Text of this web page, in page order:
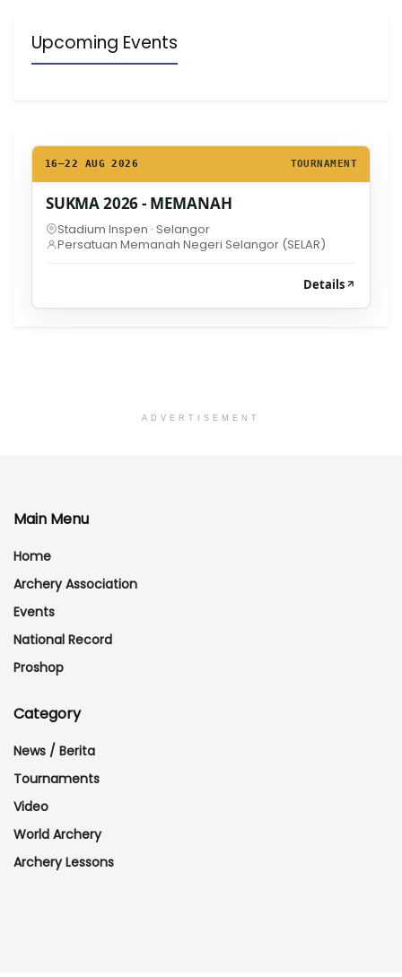
Upcoming Events
16–22 AUG 2026 TOURNAMENT
SUKMA 2026 - MEMANAH
Stadium Inspen · Selangor
Persatuan Memanah Negeri Selangor (SELAR)
Details
ADVERTISEMENT
Main Menu
Home
Archery Association
Events
National Record
Proshop
Category
News / Berita
Tournaments
Video
World Archery
Archery Lessons